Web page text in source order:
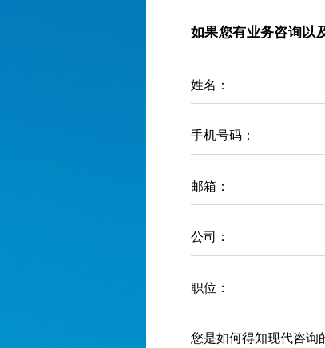
如果您有业务咨询以
姓名：
手机号码：
邮箱：
公司：
职位：
您是如何得知现代咨询